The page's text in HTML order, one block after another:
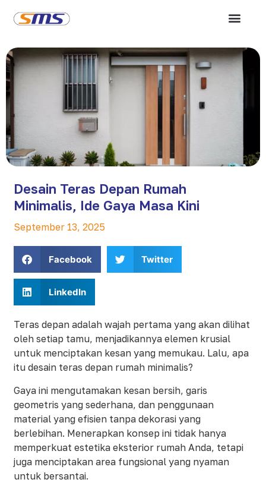
Desain Teras Depan Rumah
Minimalis, Ide Gaya Masa Kini
September 13, 2025
Facebook Twitter
LinkedIn
Teras depan adalah wajah pertama yang akan dilihat
oleh setiap tamu, menjadikannya elemen krusial
untuk menciptakan kesan yang memukau. Lalu, apa
itu desain teras depan rumah minimalis?
Gaya ini mengutamakan kesan bersih, garis
geometris yang sederhana, dan penggunaan
material yang efisien tanpa dekorasi yang
berlebihan. Menerapkan konsep ini tidak hanya
memperkuat estetika eksterior rumah Anda, tetapi
juga menciptakan area fungsional yang nyaman
untuk bersantai.